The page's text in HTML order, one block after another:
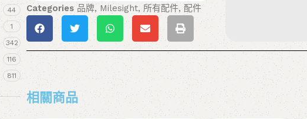
44
1
342
116
811
Categories 品牌, Milesight, 所有配件,配件
相關商品